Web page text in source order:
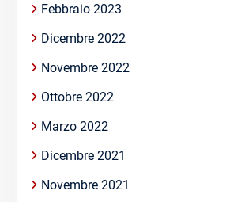
Febbraio 2023
Dicembre 2022
Novembre 2022
Ottobre 2022
Marzo 2022
Dicembre 2021
Novembre 2021